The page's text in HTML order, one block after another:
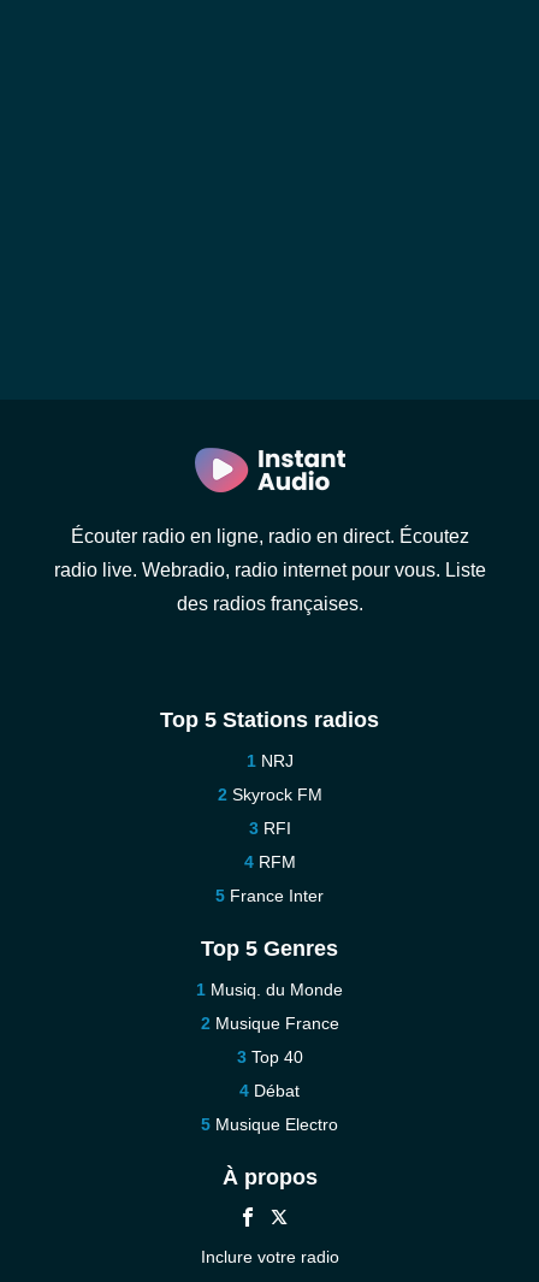
Écouter radio en ligne, radio en direct. Écoutez
radio live. Webradio, radio internet pour vous. Liste
des radios françaises.
Top 5 Stations radios
NRJ
Skyrock FM
RFI
RFM
France Inter
Top 5 Genres
Musiq. du Monde
Musique France
Top 40
Débat
Musique Electro
À propos
Inclure votre radio